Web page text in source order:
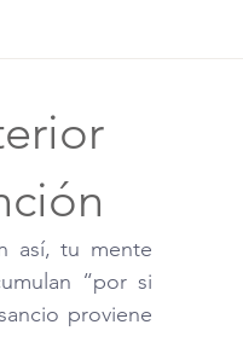
así, tu mente
“por si
proviene